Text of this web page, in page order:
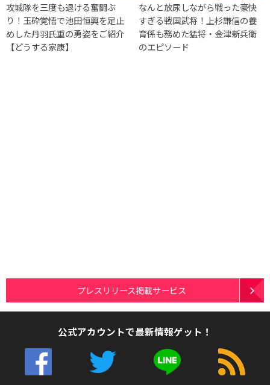
攻城隊を三度も退ける奮闘ぶ
り！玉砕覚悟で池田恒興を足止
めした丹羽氏重の勇姿をご紹介
【どうする家康】
なんと放尿しながら戦った豪快
すぎる戦国武将！上杉謙信の養
育係も務めた猛将・金津新兵衛
のエピソード
プレスリリース掲載サービス
公式アカウントで最新情報ゲット！